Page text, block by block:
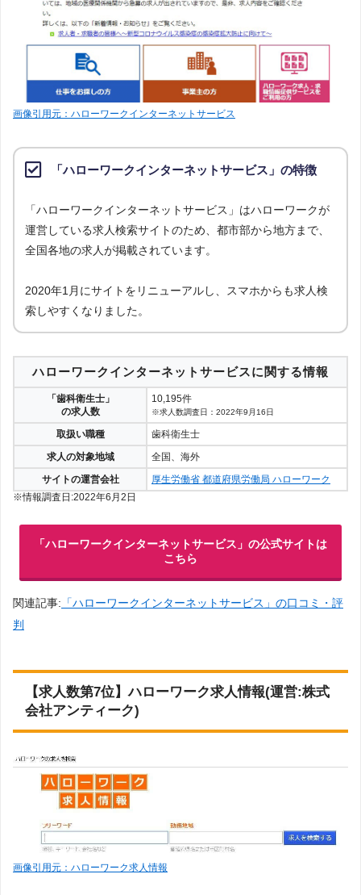
画像引用元：ハローワークインターネットサービス
「ハローワークインターネットサービス」の特徴
「ハローワークインターネットサービス」はハローワークが
運営している求人検索サイトのため、都市部から地方まで、
全国各地の求人が掲載されています。
2020年1月にサイトをリニューアルし、スマホからも求人検
索しやすくなりました。
ハローワークインターネットサービスに関する情報
「歯科衛生士」
の求人数
10,195件
※求人数調査日：2022年9月16日
取扱い職種
歯科衛生士
求人の対象地域
全国、海外
サイトの運営会社
厚生労働省 都道府県労働局 ハローワーク
※情報調査日:2022年6月2日
「ハローワークインターネットサービス」の公式サイトは
こちら
関連記事: 「ハローワークインターネットサービス」の口コミ・評
判
【求人数第7位】ハローワーク求人情報(運営:株式
会社アンティーク)
画像引用元：ハローワーク求人情報